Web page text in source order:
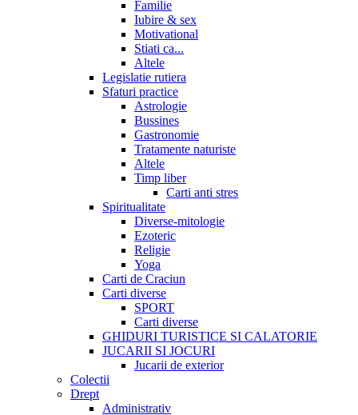
Familie
Iubire & sex
Motivational
Stiati ca...
Altele
Legislatie rutiera
Sfaturi practice
Astrologie
Bussines
Gastronomie
Tratamente naturiste
Altele
Timp liber
Carti anti stres
Spiritualitate
Diverse-mitologie
Ezoteric
Religie
Yoga
Carti de Craciun
Carti diverse
SPORT
Carti diverse
GHIDURI TURISTICE SI CALATORIE
JUCARII SI JOCURI
Jucarii de exterior
Colectii
Drept
Administrativ